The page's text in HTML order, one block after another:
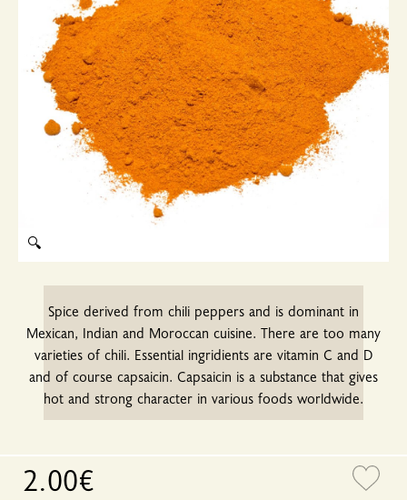
🔍
Spice derived from chili peppers and is dominant in
Mexican, Indian and Moroccan cuisine. There are too many
varieties of chili. Essential ingridients are vitamin C and D
and of course capsaicin. Capsaicin is a substance that gives
hot and strong character in various foods worldwide.
2.00€